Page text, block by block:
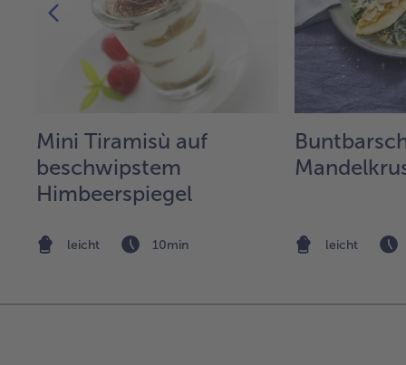
Mini Tiramisù auf
beschwipstem
Himbeerspiegel
leicht 10min leicht